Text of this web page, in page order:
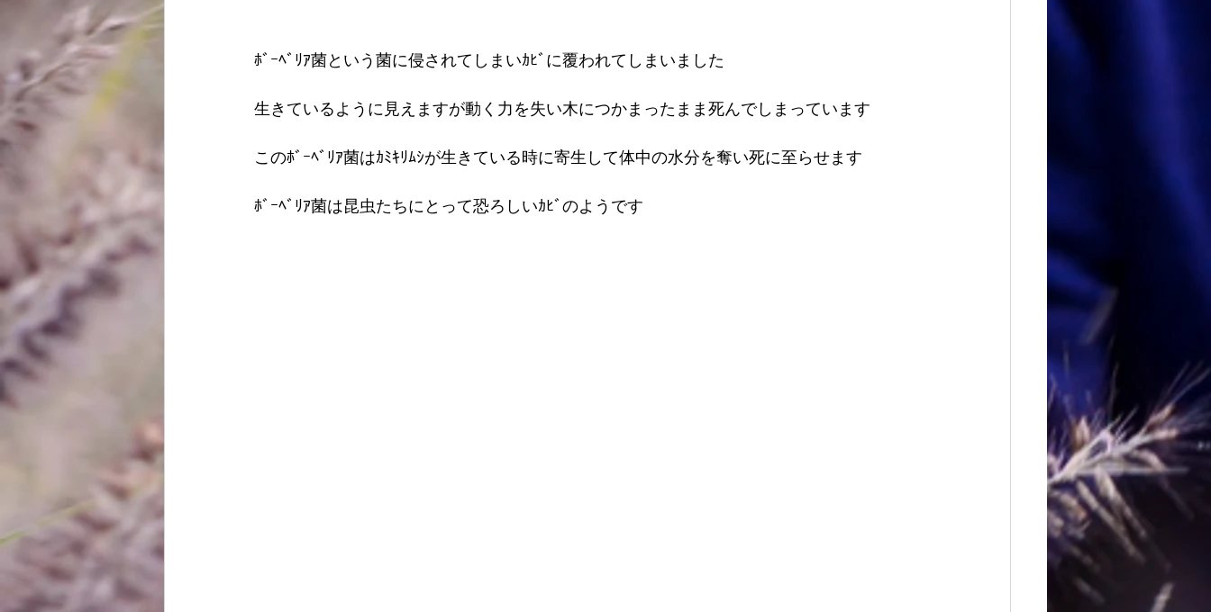
ﾎﾞｰﾍﾞﾘｱ菌という菌に侵されてしまいｶﾋﾞに覆われてしまいました
生きているように見えますが動く力を失い木につかまったまま死んでしまっています
このﾎﾞｰﾍﾞﾘｱ菌はｶﾐｷﾘﾑｼが生きている時に寄生して体中の水分を奪い死に至らせます
ﾎﾞｰﾍﾞﾘｱ菌は昆虫たちにとって恐ろしいｶﾋﾞのようです